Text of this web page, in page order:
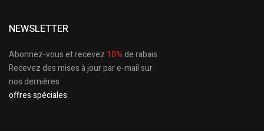
NEWSLETTER
Abonnez-vous et recevez 10%de rabais.
Recevez des mises à jour par e-mail sur
nos dernières
offres spéciales.